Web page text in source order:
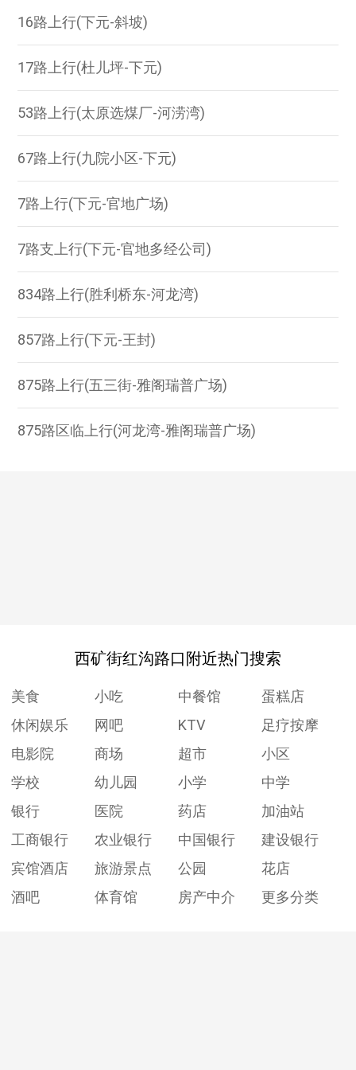
16路上行(下元-斜坡)
17路上行(杜儿坪-下元)
53路上行(太原选煤厂-河涝湾)
67路上行(九院小区-下元)
7路上行(下元-官地广场)
7路支上行(下元-官地多经公司)
834路上行(胜利桥东-河龙湾)
857路上行(下元-王封)
875路上行(五三街-雅阁瑞普广场)
875路区临上行(河龙湾-雅阁瑞普广场)
西矿街红沟路口附近热门搜索
美食 小吃 中餐馆
蛋糕店
休闲娱乐
网吧 KTV
足疗按摩
电影院
商场 超市
小区
学校
幼儿园 小学
中学
银行
医院 药店
加油站
工商银行
农业银行 中国银行
建设银行
宾馆酒店
旅游景点 公园
花店
酒吧
体育馆 房产中介 更多分类